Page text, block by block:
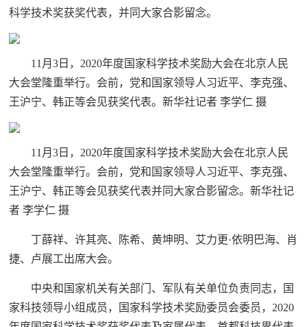
科学技术奖获奖代表，并同大家合影留念。
11月3日，2020年度国家科学技术奖励大会在北京人民
大会堂隆重举行。会前，党和国家领导人习近平、李克强、
王沪宁、韩正等会见获奖代表。新华社记者 李学仁 摄
11月3日，2020年度国家科学技术奖励大会在北京人民
大会堂隆重举行。会前，党和国家领导人习近平、李克强、
王沪宁、韩正等会见获奖代表并同大家合影留念。新华社记
者 李学仁 摄
丁薛祥、许其亮、陈希、黄坤明、艾力更·依明巴海、肖
捷、卢展工出席大会。
中央和国家机关有关部门、军队有关单位负责同志，国
家科技领导小组成员，国家科学技术奖励委员会委员，2020